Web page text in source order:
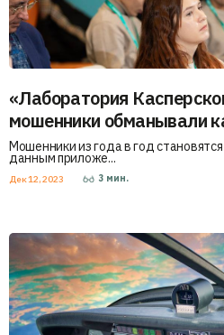
«Лаборатория
мошенники обманывали
Мошенники из года в год
данным приложе...
Дек 12, 2023 3 мин.